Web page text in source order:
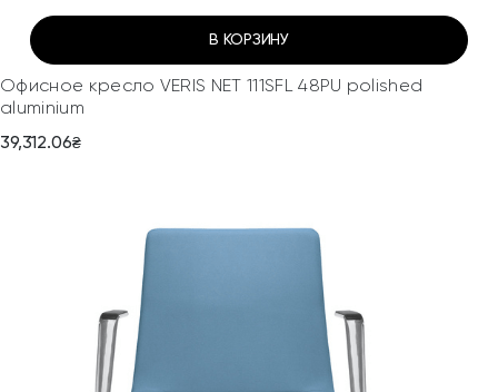
В КОРЗИНУ
Офисное кресло VERIS NET 111SFL 48PU polished
aluminium
39,312.06₴